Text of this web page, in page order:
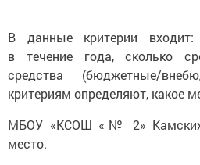
В данные критерии
в течение года, сколько
средства (бюджетные/
критериям определяют, какое
МБОУ «КСОШ «№ 2» Камских
место.